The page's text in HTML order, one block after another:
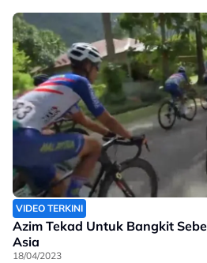
VIDEO TERKINI
Azim Tekad Untuk Bangkit
Asia
18/04/2023